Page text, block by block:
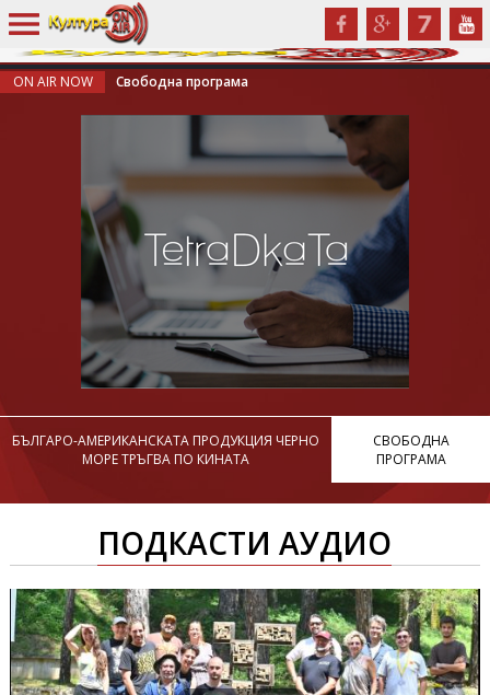
ON AIR NOW Свободна програма
БЪЛГАРО-АМЕРИКАНСКАТА ПРОДУКЦИЯ ЧЕРНО
МОРЕ ТРЪГВА ПО КИНАТА
СВОБОДНА
ПРОГРАМА
ПОДКАСТИ АУДИО